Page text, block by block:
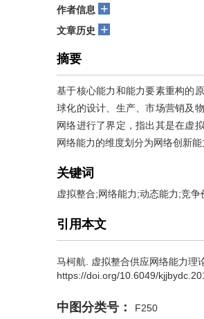
作者信息 +
文章历史 +
摘要
基于核心能力和能力要素重构的
球化的设计、生产、市场营销及
网络进行了界定，指出其是在虚
网络能力的维度划分为网络创新
关键词
虚拟整合;网络能力;动态能力;竞
引用本文
马柯航
虚拟整合供应网络能力理
https://doi.org/10.6049/
中图分类号： F250